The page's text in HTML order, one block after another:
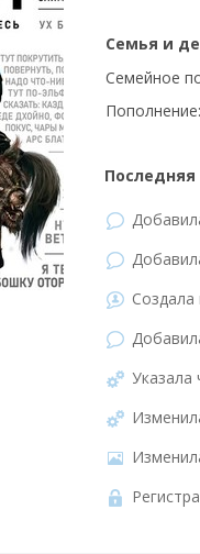
Семья и
Семейное
Пополнение:
Последняя
Указала